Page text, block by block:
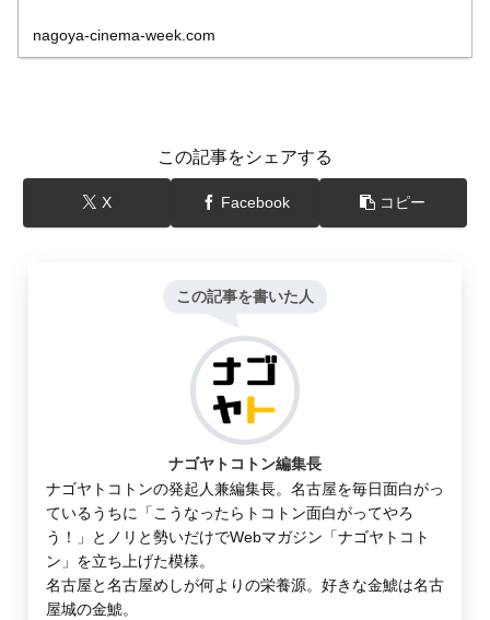
nagoya-cinema-week.com
この記事をシェアする
X Facebook コピー
この記事を書いた人
ナゴヤトコトン編集長
ナゴヤトコトンの発起人兼編集長。名古屋を毎日面白がっ
ているうちに「こうなったらトコトン面白がってやろ
う！」とノリと勢いだけでWebマガジン「ナゴヤトコト
ン」を立ち上げた模様。
名古屋と名古屋めしが何よりの栄養源。好きな金鯱は名古
屋城の金鯱。